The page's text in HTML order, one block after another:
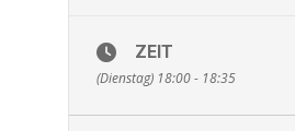
ZEIT
(Dienstag) 18:00 - 18:35